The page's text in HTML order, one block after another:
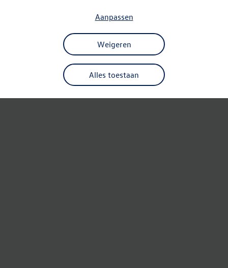
Alles toestaan
Weigeren
Aanpassen
Something went wrong. Please try
refreshing the app
Refresh